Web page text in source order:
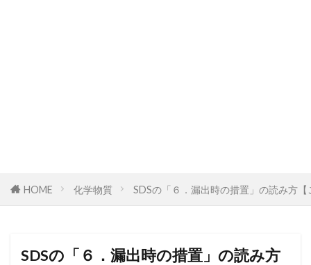
HOME 化学物質 SDSの「６．漏出時の措置」の読み方
SDSの「６．漏出時の措置」の読み方